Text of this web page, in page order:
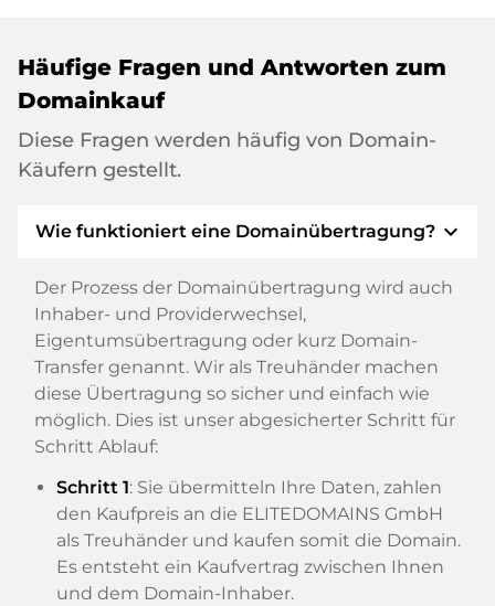
Häufige Fragen und Antworten zum
Domainkauf
Diese Fragen werden häufig von Domain-
Käufern gestellt.
Wie funktioniert eine Domainübertragung? expand_more
Der Prozess der Domainübertragung wird auch
Inhaber- und Providerwechsel,
Eigentumsübertragung oder kurz Domain-
Transfer genannt. Wir als Treuhänder machen
diese Übertragung so sicher und einfach wie
möglich. Dies ist unser abgesicherter Schritt für
Schritt Ablauf:
Schritt 1: Sie übermitteln Ihre Daten, zahlen
den Kaufpreis an die ELITEDOMAINS GmbH
als Treuhänder und kaufen somit die Domain.
Es entsteht ein Kaufvertrag zwischen Ihnen
und dem Domain-Inhaber.